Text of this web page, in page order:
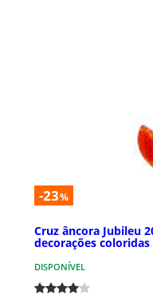
-23%
Cruz âncora Jubileu
decorações coloridas
DISPONÍVEL